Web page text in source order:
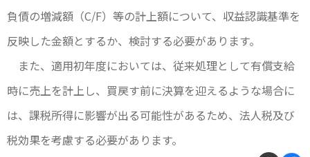
負債の増減額（C/F）等の計上額について、収益認識基準を
反映した金額とするか、検討する必要があります。
また、適用初年度においては、従来処理として有償支給
時に売上を計上し、買戻す前に決算を迎えるような場合に
は、課税所得に影響が出る可能性があるため、法人税及び
税効果を考慮する必要があります。